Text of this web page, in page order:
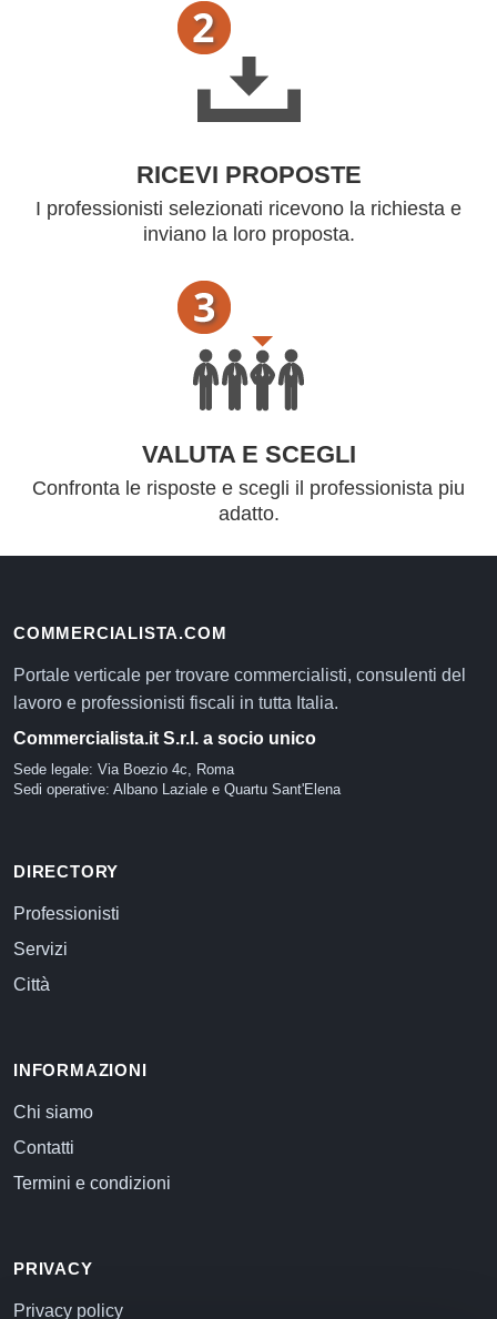
RICEVI PROPOSTE
I professionisti selezionati ricevono la richiesta e
inviano la loro proposta.
VALUTA E SCEGLI
Confronta le risposte e scegli il professionista piu
adatto.
COMMERCIALISTA.COM
Portale verticale per trovare commercialisti, consulenti del
lavoro e professionisti fiscali in tutta Italia.
Commercialista.it S.r.l. a socio unico
Sede legale: Via Boezio 4c, Roma
Sedi operative: Albano Laziale e Quartu Sant'Elena
DIRECTORY
Professionisti
Servizi
Città
INFORMAZIONI
Chi siamo
Contatti
Termini e condizioni
PRIVACY
Privacy policy